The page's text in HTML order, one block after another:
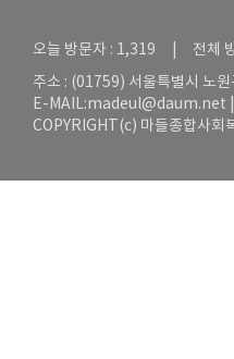
오늘 방문자 : 1,319 | 전체
주소 : (01759) 서울특별시 노
E-MAIL:madeul@daum.net
COPYRIGHT(c) 마들종합사회